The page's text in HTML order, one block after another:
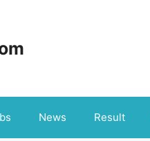
News Result